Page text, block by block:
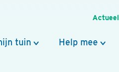
Actueel
tuin Help mee